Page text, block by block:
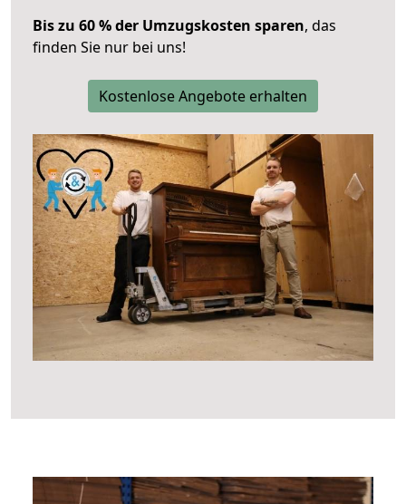
Bis zu 60 % der Umzugskosten sparen, das
finden Sie nur bei uns!
Kostenlose Angebote erhalten